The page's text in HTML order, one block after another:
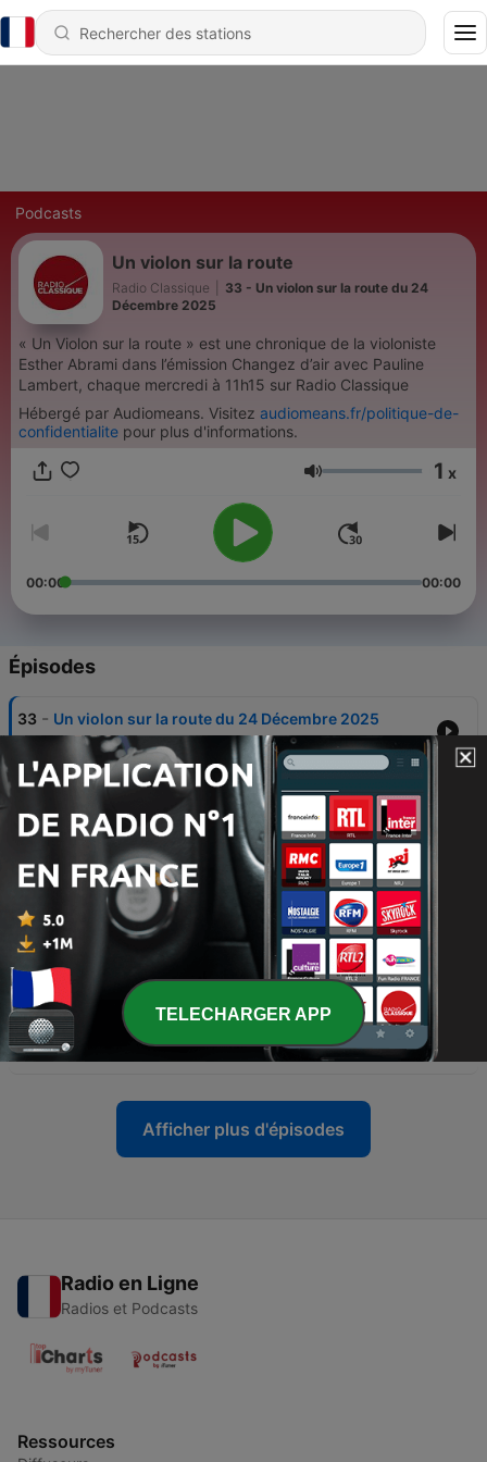
Podcasts
Un violon sur la route
Radio Classique
33 - Un violon sur la route du 24
Décembre 2025
« Un Violon sur la route » est une chronique de la violoniste
Esther Abrami dans l’émission Changez d’air avec Pauline
Lambert, chaque mercredi à 11h15 sur Radio Classique
Hébergé par Audiomeans. Visitez audiomeans.fr/politique-de-
confidentialite pour plus d'informations.
Volume 1 x
00:00 00:00
Épisodes
33 - Un violon sur la route du 24 Décembre 2025
24 déc. 2025
32 - Un violon sur la route du 17 Décembre 2025
17 déc. 2025
Un violon sur la route du 10 Décembre 2025 -
2ème partie
30 - Un violon sur la route du 3 Décembre 2025
03 déc. 2025
29 - Un violon sur la route du 12 Novembre 2025 -
2ème partie
12 nov. 2025
Afficher plus d'épisodes
Radio en Ligne
Radios et Podcasts
Ressources
TELECHARGER APP